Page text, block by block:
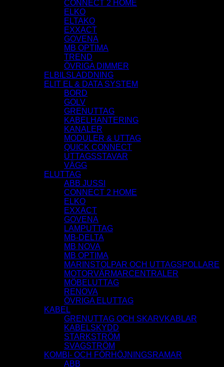
CONNECT 2 HOME
ELKO
ELTAKO
EXXACT
GOVENA
MB OPTIMA
TREND
ÖVRIGA DIMMER
ELBILSLADDNING
ELIT EL & DATA SYSTEM
BORD
GOLV
GRENUTTAG
KABELHANTERING
KANALER
MODULER & UTTAG
QUICK CONNECT
UTTAGSSTAVAR
VÄGG
ELUTTAG
ABB JUSSI
CONNECT 2 HOME
ELKO
EXXACT
GOVENA
LAMPUTTAG
MB-DELTA
MB NOVA
MB OPTIMA
MARINSTOLPAR OCH UTTAGSPOLLARE
MOTORVÄRMARCENTRALER
MÖBELUTTAG
RENOVA
ÖVRIGA ELUTTAG
KABEL
GRENUTTAG OCH SKARVKABLAR
KABELSKYDD
STARKSTRÖM
SVAGSTRÖM
KOMBI- OCH FÖRHÖJNINGSRAMAR
ABB